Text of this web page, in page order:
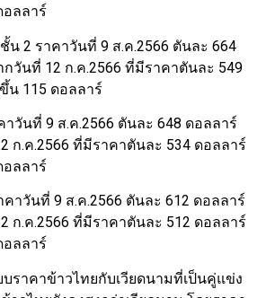
ลลาร์
น 2 ราคาวันที่ 9 ส.ค.2566 ตันละ 664
วันที่ 12 ก.ค.2566 ที่มีราคาตันละ 549
น 115 ดอลลาร์
าวันที่ 9 ส.ค.2566 ตันละ 648 ดอลลาร์
ก.ค.2566 ที่มีราคาตันละ 534 ดอลลาร์
ลลาร์
คาวันที่ 9 ส.ค.2566 ตันละ 612 ดอลลาร์
ก.ค.2566 ที่มีราคาตันละ 512 ดอลลาร์
ลลาร์
บราคาข้าวไทยกับเวียดนามที่เป็นคู่แข่ง